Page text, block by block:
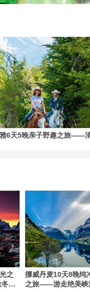
6天5晚亲子野趣之旅——
之
，
挪威丹麦10天8晚纯
之旅——游走绝美峡